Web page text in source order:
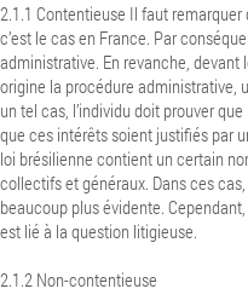
2.1.1 Contentieuse Il faut
c’est le cas en France. Par
administrative. En revanche,
origine la procédure administrative,
un tel cas, l’individu doit prouver
que ces intérêts soient justifiés par
loi brésilienne contient un certain
collectifs et généraux. Dans ces
beaucoup plus évidente.
est lié à la question litigieuse.
2.1.2 Non-contentieuse